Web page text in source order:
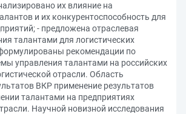
их влияние на
и их конкурентоспособность для
- предложена отраслевая
талантами для логистических
рекомендации по
управления талантами на российских
отрасли. Область
ВКР применение результатов
талантами на предприятиях
Научной новизной исследования